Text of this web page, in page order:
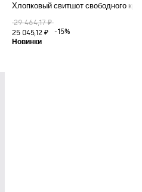
Хлопковый свитшот свободного
29 464,17 ₽
25 045,12 ₽
-15%